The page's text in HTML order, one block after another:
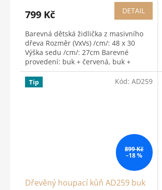
799 Kč DETAIL
Barevná dětská židlička z masivního
dřeva Rozměr (VxVs) /cm/: 48 x 30
Výška sedu /cm/: 27cm Barevné
provedení: buk + červená, buk +
žlutá, buk + bílá, buk...
Tip
899 Kč
–18 %
Dřevěný houpací kůň AD259 buk
Kód: AD259